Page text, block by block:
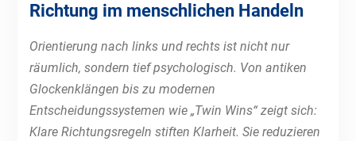
Richtung im menschlichen Handeln
Orientierung nach links und rechts ist nicht nur
räumlich, sondern tief psychologisch. Von antiken
Glockenklängen bis zu modernen
Entscheidungssystemen wie „Twin Wins“ zeigt sich:
Klare Richtungsregeln stiften Klarheit. Sie reduzieren